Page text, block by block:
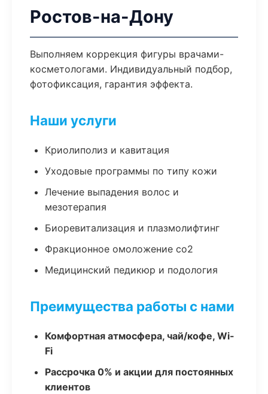
Ростов-на-Дону
Выполняем коррекция фигуры врачами-
косметологами. Индивидуальный подбор,
фотофиксация, гарантия эффекта.
Наши услуги
Криолиполиз и кавитация
Уходовые программы по типу кожи
Лечение выпадения волос и
мезотерапия
Биоревитализация и плазмолифтинг
Фракционное омоложение co2
Медицинский педикюр и подология
Преимущества работы с нами
Комфортная атмосфера, чай/кофе, Wi-
Fi
Рассрочка 0% и акции для постоянных
клиентов